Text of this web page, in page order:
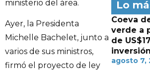
ministerio del área.
Ayer, la Presidenta
Michelle Bachelet, junto a
varios de sus ministros,
firmó el proyecto de ley
Lo
Coeva
verde a
de
inversión
agosto 7,